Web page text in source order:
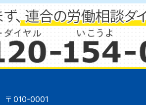
〒010-0001